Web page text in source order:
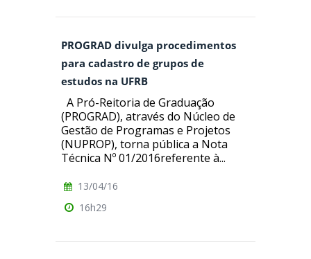
PROGRAD divulga procedimentos
para cadastro de grupos de
estudos na UFRB
A Pró-Reitoria de Graduação
(PROGRAD), através do Núcleo de
Gestão de Programas e Projetos
(NUPROP), torna pública a Nota
Técnica Nº 01/2016referente à...
13/04/16
16h29